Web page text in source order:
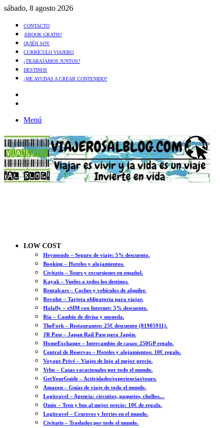
sábado, 8 agosto 2026
CONTACTO
¡EBOOK GRATIS!
QUIÉN SOY
CURRÍCULO VIAJERO
¿TRABAJAMOS JUNTOS?
DESTINOS
¿ME AYUDAS A CREAR CONTENIDO?
Menú
LOW COST
Heymondo – Seguro de viaje: 5% descuento.
Booking – Hoteles y alojamientos.
Civitatis – Tours y excursiones en español.
Kayak – Vuelos a todos los destinos.
Rentalcars – Coches y vehículos de alquiler.
Revolut – Tarjeta obligatoria para viajar.
Holafly – eSIM con Internet: 5% descuento.
Ria – Cambio de divisa y moneda.
TheFork – Restaurantes: 25€ descuento (81905911).
JR Pass – Japan Rail Pass para Japón.
HomeExchange – Intercambio de casas: 250GP regalo.
Central de Reservas – Hoteles y alojamientos: 10€ regalo.
Voyage Privé – Viajes de lujo al mejor precio.
Vrbo – Casas vacacionales por todo el mundo.
GetYourGuide – Actividades/experiencias/tours.
Amazon – Guías de viaje de todo el mundo.
Logitravel – Agencia: circuitos, paquetes, chollos…
Omio – Tren y bus al mejor precio: 10€ de regalo.
Logitravel – Cruceros y ferries en el mundo.
Civitatis – Traslados por todo el mundo.